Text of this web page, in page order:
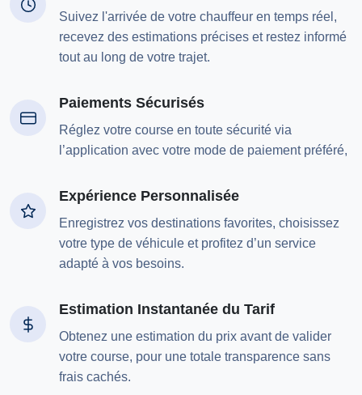
Suivez l'arrivée de votre chauffeur en temps réel,
recevez des estimations précises et restez informé
tout au long de votre trajet.
Paiements Sécurisés
Réglez votre course en toute sécurité via
l’application avec votre mode de paiement préféré,
Expérience Personnalisée
Enregistrez vos destinations favorites, choisissez
votre type de véhicule et profitez d’un service
adapté à vos besoins.
Estimation Instantanée du Tarif
Obtenez une estimation du prix avant de valider
votre course, pour une totale transparence sans
frais cachés.